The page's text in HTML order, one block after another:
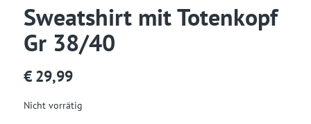
Sweatshirt mit Totenkopf
Gr 38/40
€ 29,99
Nicht vorrätig